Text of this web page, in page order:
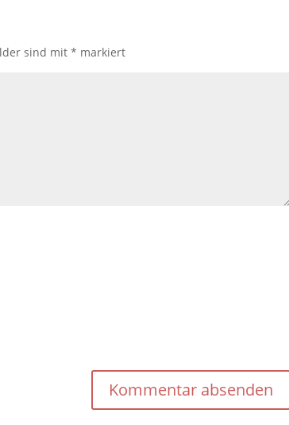
sind mit* markiert